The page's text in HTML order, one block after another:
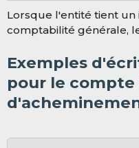
Lorsque l'entité tient
comptabilité générale,
Exemples
pour le compte